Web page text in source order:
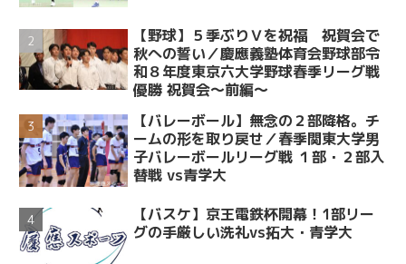
【野球】５季ぶりＶを祝福 祝賀会で
秋への誓い／慶應義塾体育会野球部令
和８年度東京六大学野球春季リーグ戦
優勝 祝賀会～前編～
【バレーボール】無念の２部降格。チ
ームの形を取り戻せ／春季関東大学男
子バレーボールリーグ戦 １部・２部入
替戦 vs青学大
【バスケ】京王電鉄杯開幕！1部リー
グの手厳しい洗礼vs拓大・青学大